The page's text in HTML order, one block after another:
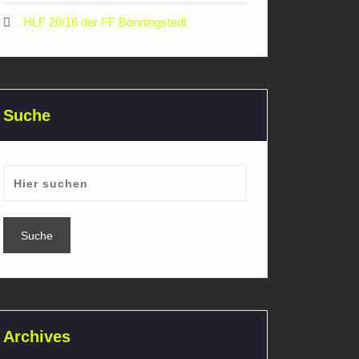
HLF 20/16 der FF Bönningstedt
Suche
Archives